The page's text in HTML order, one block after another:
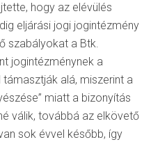
hogy az elévülés
eljárási jogi jogintézmény
szabályokat a Btk.
jogintézménynek a
alá, miszerint a
miatt a bizonyítás
válik, továbbá az elkövető
sok évvel később, így